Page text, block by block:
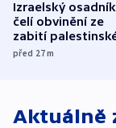
Izraelský osadník
čelí obvinění ze
zabití
aktivisty
před 27m
Aktuálně